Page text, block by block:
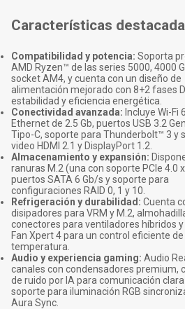
Características
Compatibilidad y potencia: Soporta
AMD Ryzen™ de las series 5000, 4000
socket AM4, y cuenta con un diseño de
alimentación mejorado con 8+2 fases
estabilidad y eficiencia energética.
Conectividad avanzada: Incluye Wi-Fi
Ethernet de 2.5 Gb, puertos USB 3.2
Tipo-C, soporte para Thunderbolt™ 3 y
video HDMI 2.1 y DisplayPort 1.2.
Almacenamiento y expansión:
ranuras M.2 (una con soporte PCIe 4.0
puertos SATA 6 Gb/s y soporte para
configuraciones RAID 0, 1 y 10.
Refrigeración y durabilidad: Cuenta
disipadores para VRM y M.2,
conectores para ventiladores híbridos
Fan Xpert 4 para un control eficiente de
temperatura.
Audio y experiencia gaming: Audio
canales con condensadores premium,
de ruido por IA para comunicación
soporte para iluminación RGB
Aura Sync.